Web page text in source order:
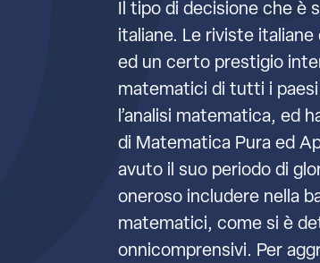
Il tipo di decisione che è
italiane. Le riviste
ed un certo prestigio
matematici di tutti i
l’analisi matematica, ed
di Matematica Pura ed
avuto il suo periodo di
oneroso includere nella
matematici, come si è
onnicomprensivi. Per